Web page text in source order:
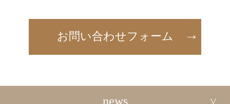
お問い合わせフォーム
news